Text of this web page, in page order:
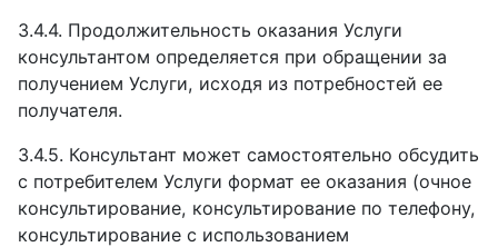
3.4.4. Продолжительность оказания Услуги
консультантом определяется при обращении за
получением Услуги, исходя из потребностей ее
получателя.
3.4.5. Консультант может самостоятельно обсудить
с потребителем Услуги формат ее оказания (очное
консультирование, консультирование по телефону,
консультирование с использованием